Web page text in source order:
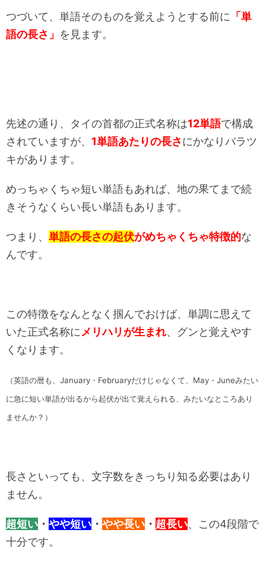
つづいて、単語そのものを覚えようとする前に 「単
語の長さ」 を見ます。
先述の通り、タイの首都の正式名称は12単語で構成
されていますが、 1単語あたりの長さにかなりバラツ
キがあります。
めっちゃくちゃ短い単語もあれば、地の果てまで続
きそうなくらい長い単語もあります。
つまり、 単語の長さの起伏がめちゃくちゃ特徴的な
んです。
この特徴をなんとなく掴んでおけば、単調に思えて
いた正式名称に メリハリが生まれ、グンと覚えやす
くなります。
（英語の暦も、January・Februaryだけじゃなくて、May・Juneみたい
に急に短い単語が出るから起伏が出て覚えられる、みたいなところあり
ませんか？）
長さといっても、文字数をきっちり知る必要はあり
ません。
超短い ・ やや短い ・ やや長い ・ 超長い、この4段階で
十分です。